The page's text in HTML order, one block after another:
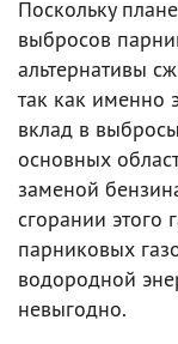
Поскольку
выбросов
альтернативы
так как именно
вклад в
основных
заменой
сгорании этого
парниковых
водородной
невыгодно.